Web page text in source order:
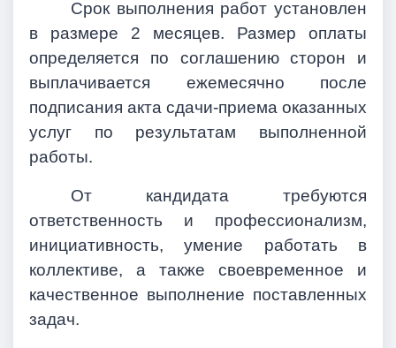
Срок выполнения работ установлен
в размере 2 месяцев. Размер оплаты
определяется по соглашению сторон и
выплачивается ежемесячно после
подписания акта сдачи-приема оказанных
услуг по результатам выполненной
работы.
От кандидата требуются
ответственность и профессионализм,
инициативность, умение работать в
коллективе, а также своевременное и
качественное выполнение поставленных
задач.